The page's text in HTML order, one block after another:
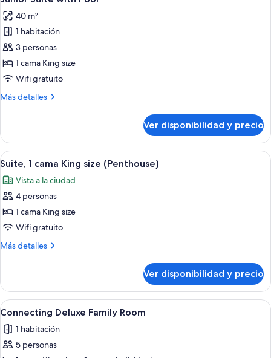
todas
las
fotos
de
Junior
Suite
Pool
40 m²
1 habitación
3 personas
1 cama King size
Wifi gratuito
Más detalles
Más
Suite
with
Pool
Ver disponibilidad y precio
Ver
todas
las
fotos
de
Suite,
1
size
(Penthouse)
Una sala de estar moderna con un
8
Suite, 1 cama King size (Penthouse)
Vista a la ciudad
4 personas
1 cama King size
Wifi gratuito
Más detalles
Más
1
cama
King
(Penthouse)
Ver disponibilidad y precio
Ver
todas
las
fotos
Habitación de hotel moderna con
4
Connecting Deluxe Family Room
1 habitación
5 personas